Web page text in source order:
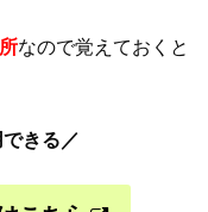
なので覚えておくと
きる／